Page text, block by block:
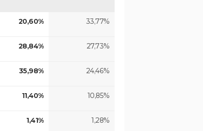
20,60% 33,77%
28,84% 27,73%
35,98% 24,46%
11,40% 10,85%
1,41% 1,28%